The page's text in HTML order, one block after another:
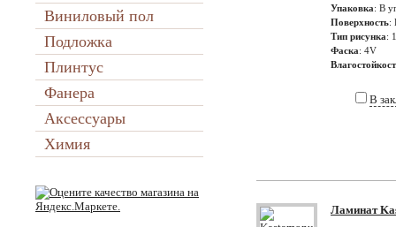
Виниловый пол
Подложка
Плинтус
Фанера
Аксессуары
Химия
Упаковка: В
Поверхность:
Тип рисунка:
Фаска: 4V
В
Ламинат